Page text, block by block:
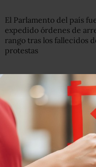
El Parlamento del país
expedido órdenes de
rango tras los fallecidos
protestas
Ya son 88 los muertos en